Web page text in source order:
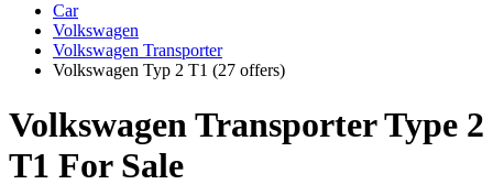
Car
Volkswagen
Volkswagen Transporter
Volkswagen Typ 2 T1 (27 offers)
Volkswagen Transporter Type 2
T1 For Sale